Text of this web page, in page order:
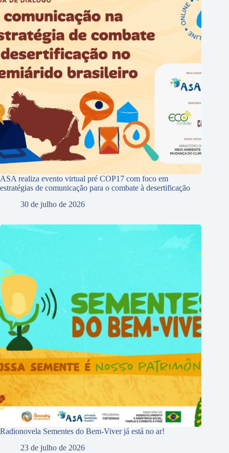
ASA realiza evento virtual pré COP17 com foco em
estratégias de comunicação para o combate à desertificação
30 de julho de 2026
Radionovela Sementes do Bem-Viver já está no ar!
23 de julho de 2026